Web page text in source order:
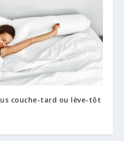
couche-tard ou lève-tôt